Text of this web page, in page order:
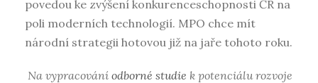
povedou ke zvýšení konkurenceschopnosti ČR na
poli moderních technologií. MPO chce mít
národní strategii hotovou již na jaře tohoto roku.
Na vypracování odborné studie k potenciálu rozvoje